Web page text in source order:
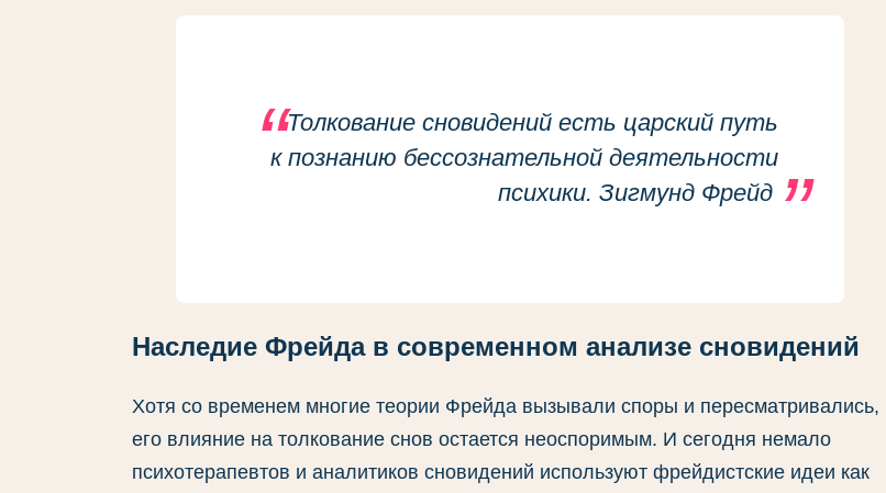
Толкование сновидений есть царский путь
к познанию бессознательной деятельности
психики. Зигмунд Фрейд
Наследие Фрейда в современном анализе сновидений
Хотя со временем многие теории Фрейда вызывали споры и пересматривались,
его влияние на толкование снов остается неоспоримым. И сегодня немало
психотерапевтов и аналитиков сновидений используют фрейдистские идеи как